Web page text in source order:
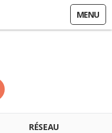
MENU
RÉSEAU